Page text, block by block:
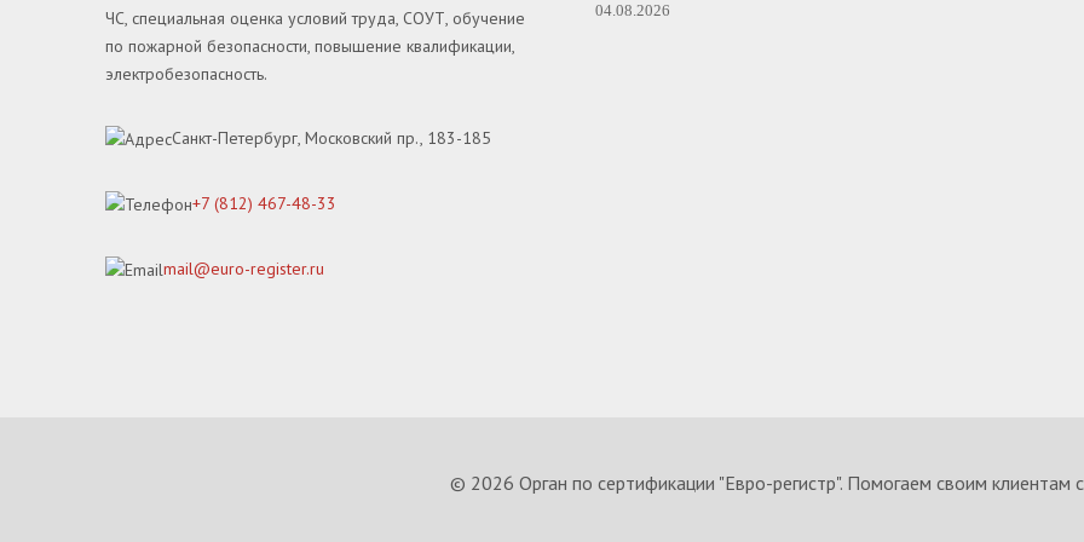
ЧС, специальная оценка условий труда, СОУТ, обучение
по пожарной безопасности, повышение квалификации,
электробезопасность.
Санкт-Петербург, Московский пр., 183-185
+7 (812) 467-48-33
mail@euro-register.ru
04.08.2026
© 2026 Орган по сертификации "Евро-регистр". Помогаем своим клиентам